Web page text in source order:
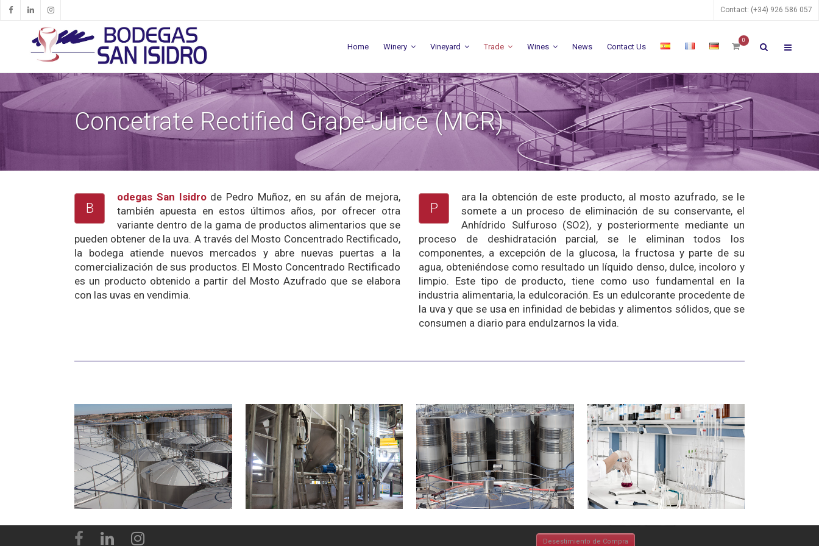
Contact: (+34) 926 586 057
0
Home Winery Vineyard Trade Wines News Contact Us
Concetrate Rectified Grape-Juice (MCR)
B
odegas San Isidrode Pedro Muñoz, en su afán de mejora,
también apuesta en estos últimos años, por ofrecer otra
variante dentro de la gama de productos alimentarios que se
pueden obtener de la uva. A través del Mosto Concentrado Rectificado,
la bodega atiende nuevos mercados y abre nuevas puertas a la
comercialización de sus productos. El Mosto Concentrado Rectificado
es un producto obtenido a partir del Mosto Azufrado que se elabora
con las uvas en vendimia.
P
ara la obtención de este producto, al mosto azufrado, se le
somete a un proceso de eliminación de su conservante, el
Anhídrido Sulfuroso (SO2), y posteriormente mediante un
proceso de deshidratación parcial, se le eliminan todos los
componentes, a excepción de la glucosa, la fructosa y parte de su
agua, obteniéndose como resultado un líquido denso, dulce, incoloro y
limpio. Este tipo de producto, tiene como uso fundamental en la
industria alimentaria, la edulcoración. Es un edulcorante procedente de
la uva y que se usa en infinidad de bebidas y alimentos sólidos, que se
consumen a diario para endulzarnos la vida.
Ctra. El Toboso, 1
13620 Pedro Muñoz
Email: info@carrildecotos.com
Phone: (+34) 926 586 057
Desestimiento de Compra